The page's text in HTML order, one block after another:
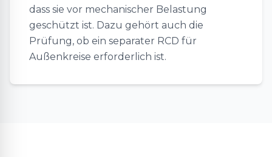
dass sie vor mechanischer Belastung
geschützt ist. Dazu gehört auch die
Prüfung, ob ein separater RCD für
Außenkreise erforderlich ist.